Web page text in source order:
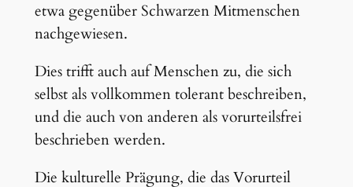
etwa gegenüber Schwarzen Mitmenschen
nachgewiesen.
Dies trifft auch auf Menschen zu, die sich
selbst als vollkommen tolerant beschreiben,
und die auch von anderen als vorurteilsfrei
beschrieben werden.
Die kulturelle Prägung, die das Vorurteil